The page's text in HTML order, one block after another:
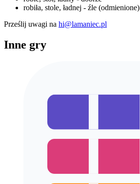
robiła, stole, ładnej - źle (odmienione)
Prześlij uwagi na hi@lamaniec.pl
Inne gry